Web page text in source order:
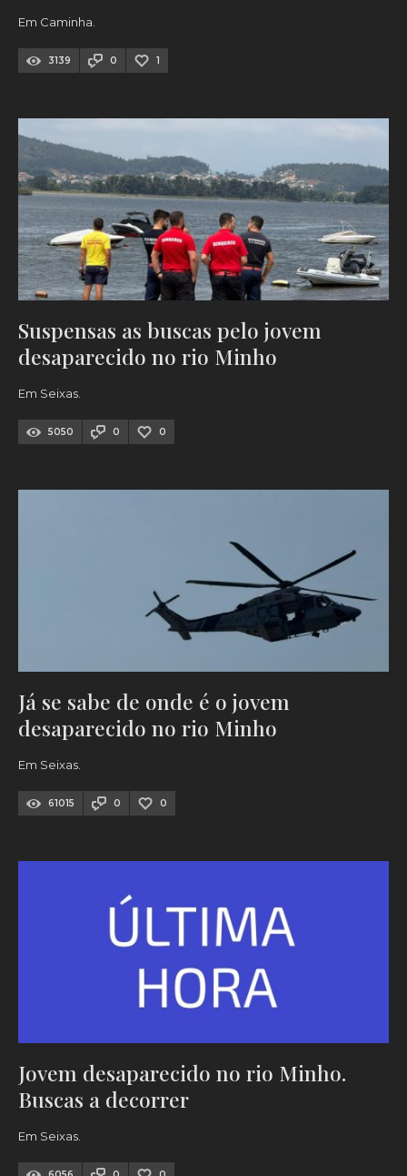
Em Caminha.
3139 0 1
Suspensas as buscas pelo jovem
desaparecido no rio Minho
Em Seixas.
5050 0 0
Já se sabe de onde é o jovem
desaparecido no rio Minho
Em Seixas.
61015 0 0
Jovem desaparecido no rio Minho.
Buscas a decorrer
Em Seixas.